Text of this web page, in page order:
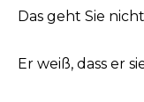
Das geht Sie
Er weiß, dass er